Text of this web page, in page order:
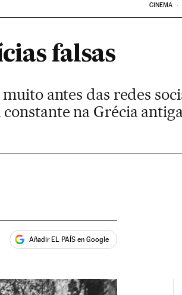
CINEMA
falsas
antes das redes
na Grécia
Añadir EL PAÍS en Google